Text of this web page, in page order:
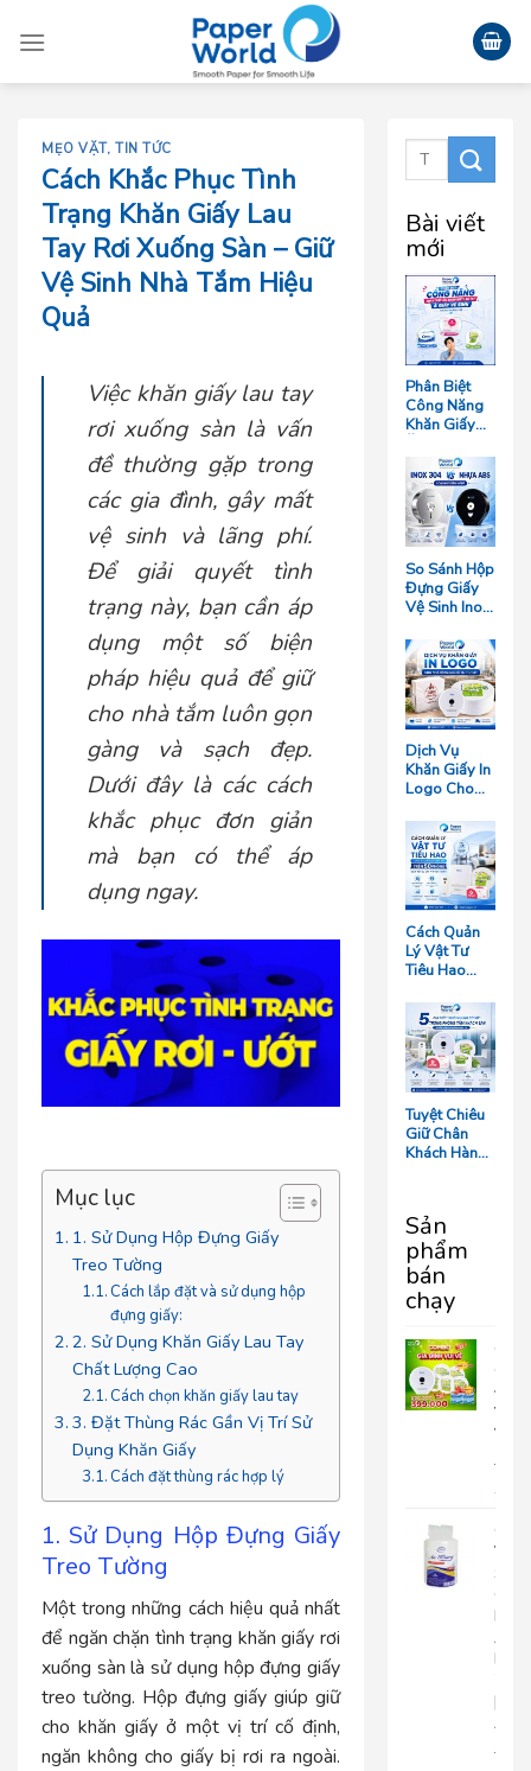
MẸO VẶT,TIN TỨC
Cách Khắc Phục Tình
Trạng Khăn Giấy Lau
Tay Rơi Xuống Sàn – Giữ
Vệ Sinh Nhà Tắm Hiệu
Quả
Việc khăn giấy lau tay
rơi xuống sàn là vấn
đề thường gặp trong
các gia đình, gây mất
vệ sinh và lãng phí.
Để giải quyết tình
trạng này, bạn cần áp
dụng một số biện
pháp hiệu quả để giữ
cho nhà tắm luôn gọn
gàng và sạch đẹp.
Dưới đây là các cách
khắc phục đơn giản
mà bạn có thể áp
dụng ngay.
Mục lục
1. Sử Dụng Hộp Đựng Giấy
Treo Tường
Cách lắp đặt và sử dụng hộp
đựng giấy:
2. Sử Dụng Khăn Giấy Lau Tay
Chất Lượng Cao
Cách chọn khăn giấy lau tay
3. Đặt Thùng Rác Gần Vị Trí Sử
Dụng Khăn Giấy
Cách đặt thùng rác hợp lý
1. Sử Dụng Hộp Đựng Giấy
Treo Tường
Một trong những cách hiệu quả nhất
để ngăn chặn tình trạng khăn giấy rơi
xuống sàn là sử dụng hộp đựng giấy
treo tường. Hộp đựng giấy giúp giữ
cho khăn giấy ở một vị trí cố định,
ngăn không cho giấy bị rơi ra ngoài.
Bài viết
mới
Phân Biệt
Công Năng
Khăn Giấy
Giấy Lau Tay
Và Giấy Vệ
Sinh Trong
Ngành F&B
So Sánh Hộp
Đựng Giấy
Vệ Sinh Inox
Nhựa: Loại
Nào Bền
Hơn?
Dịch Vụ
Khăn Giấy In
Logo Cho
Giá Rẻ Tại
TP.HCM
Cách Quản
Lý Vật Tư
Tiêu Hao
Sạn Quy Mô
Trên 50
Phòng Giúp
Tối Ưu Chi
Phí Vận
Hành
Tuyệt Chiêu
Giữ Chân
Khách Hàng:
Phòng Tắm
Resort
Sản
phẩm
bán
chạy
GIA
VUI
VẺ
Giấy
Vệ
Sinh
Lớn
An
|
AK703